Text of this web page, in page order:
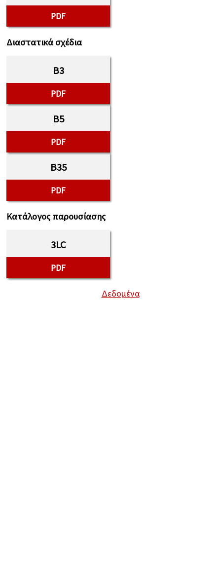
PDF
Διαστατικά σχέδια
B3
PDF
B5
PDF
B35
PDF
Κατάλογος παρουσίασης
3LC
PDF
Δεδομένα